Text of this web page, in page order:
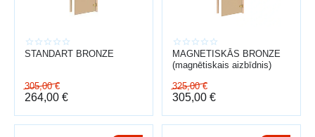
STANDART BRONZE
305,00 €
264,00 €
MAGNETISKĀS BRONZE
(magnētiskais aizbīdnis)
325,00 €
305,00 €